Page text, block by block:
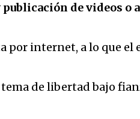
de videos o
por internet, a lo que
de libertad bajo